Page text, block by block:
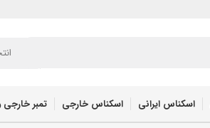
اسکناس ایرانی اسکناس خارجی تمبر خارجی